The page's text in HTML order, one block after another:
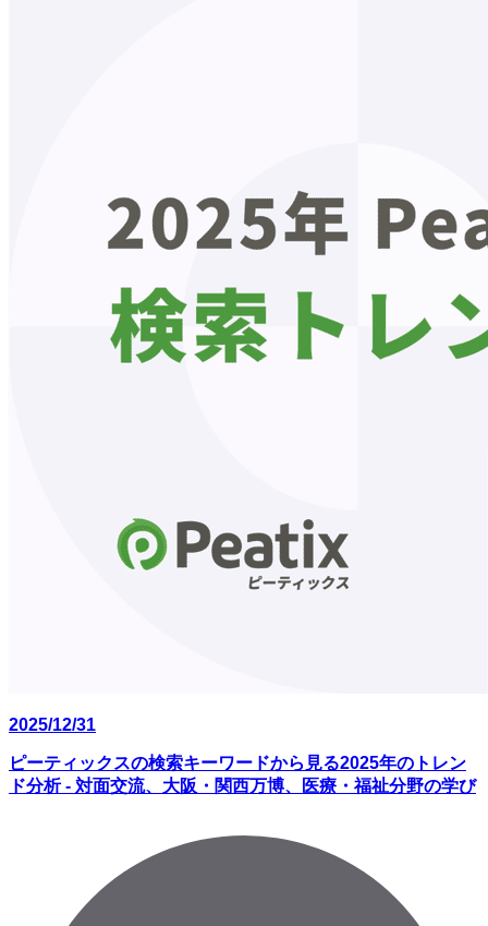
2025/12/31
ピーティックスの検索キーワードから見る2025年のトレン
ド分析 - 対面交流、大阪・関西万博、医療・福祉分野の学び